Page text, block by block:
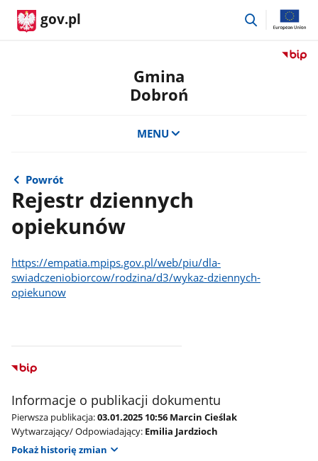
gov.pl
przejdź
Przejdź
Gmina
Dobroń
MENU
Powrót
Rejestr dziennych
opiekunów
https://empatia.mpips.gov.pl/web/piu/dla-
swiadczeniobiorcow/rodzina/d3/wykaz-dziennych-
opiekunow
Informacje o publikacji dokumentu
Pierwsza publikacja:03.01.2025 10:56 Marcin Cieślak
Wytwarzający/ Odpowiadający: Emilia Jardzioch
Pokaż historię zmian